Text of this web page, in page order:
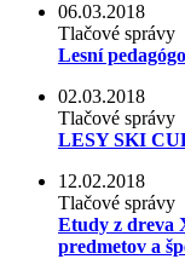
06.03.2018
Tlačové správy
Lesní
02.03.2018
Tlačové správy
LESY SKI
12.02.2018
Tlačové správy
Etudy z dreva
predmetov a